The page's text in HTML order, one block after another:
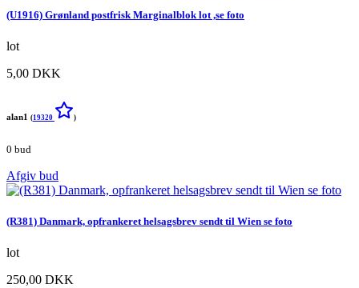
(U1916) Grønland postfrisk Marginalblok lot ,se foto
lot
5,00 DKK
alan1 (19320 )
0 bud
Afgiv bud
(R381) Danmark, opfrankeret helsagsbrev sendt til Wien se foto
lot
250,00 DKK